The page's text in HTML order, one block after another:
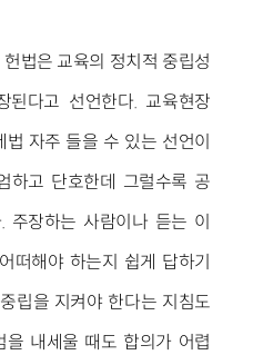
헌법은 교육의 정치적 중립성
된다고 선언한다. 교육현장
법 자주 들을 수 있는 선언이
하고 단호한데 그럴수록 공
주장하는 사람이나 듣는 이
떠해야 하는지 쉽게 답하기
립을 지켜야 한다는 지침도
을 내세울 때도 합의가 어렵